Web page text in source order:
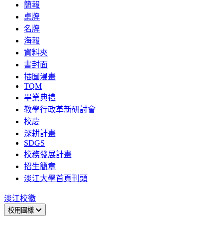
簡報
桌牌
名牌
海報
資料夾
書封面
插圖漫畫
TQM
畢業典禮
教學行政革新研討會
校慶
深耕計畫
SDGS
校務發展計畫
招生簡章
淡江大學首頁刊頭
淡江校徽
校用圖樣